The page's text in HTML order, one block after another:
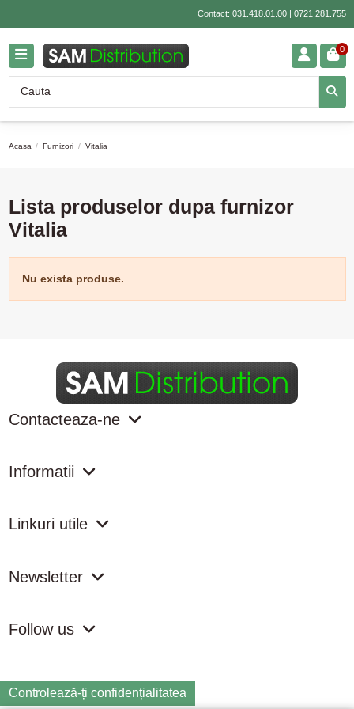
Contact: 031.418.01.00| 0721.281.755
0
Acasa Furnizori Vitalia
Lista produselor dupa furnizor
Vitalia
Nu exista produse.
Contacteaza-ne
Informatii
Linkuri utile
Newsletter
Follow us
Controlează-ți confidențialitatea